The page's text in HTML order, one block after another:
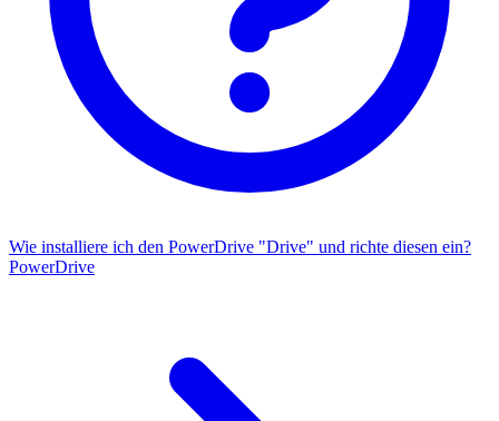
Wie installiere ich den PowerDrive "Drive" und richte diesen ein?
PowerDrive